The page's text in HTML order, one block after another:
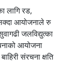
लागि रड,
आयोजनाले रु
जलविद्युत्का
आयोजना
संरचना क्षति